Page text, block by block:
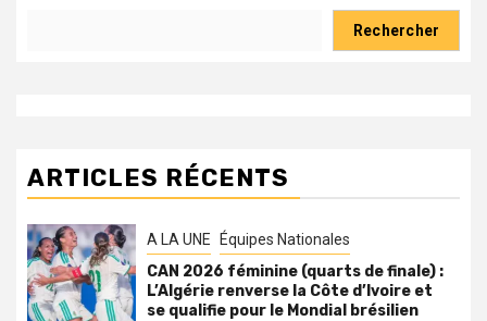
Rechercher
ARTICLES RÉCENTS
A LA UNE Équipes Nationales
CAN 2026 féminine (quarts de finale) :
L’Algérie renverse la Côte d’Ivoire et
se qualifie pour le Mondial brésilien